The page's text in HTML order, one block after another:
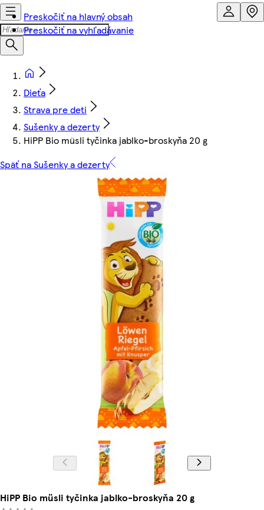
Preskočiť na hlavný obsah
Preskočiť na vyhľadávanie
Dieťa
Strava pre deti
Sušenky a dezerty
HiPP Bio müsli tyčinka jablko-broskyňa 20 g
Späť na Sušenky a dezerty
HiPP Bio müsli tyčinka jablko-broskyňa 20 g